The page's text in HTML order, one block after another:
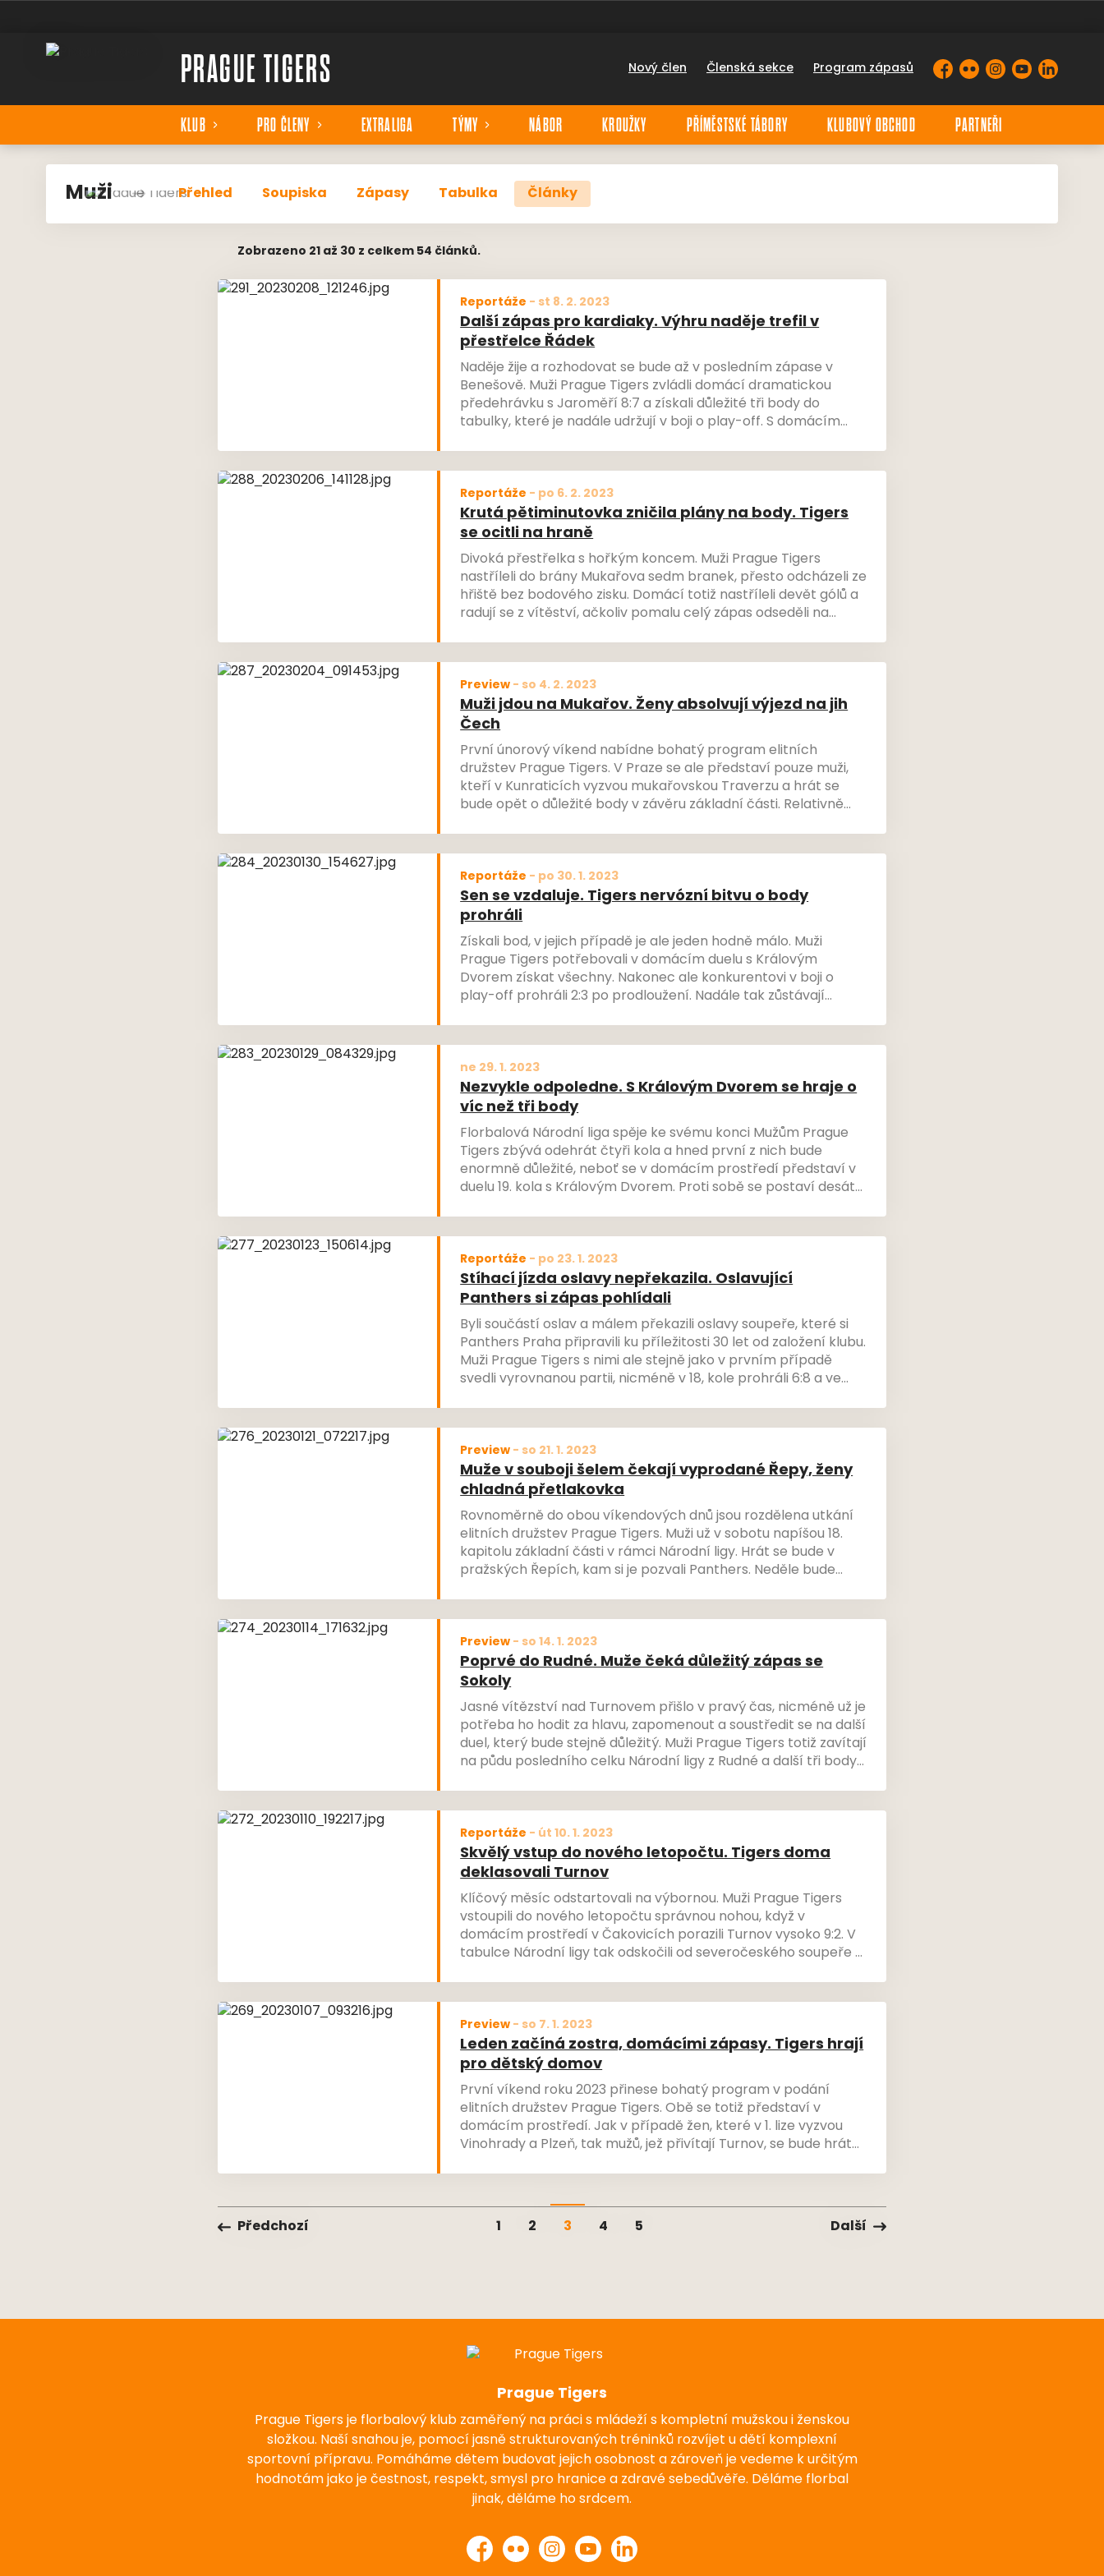
PRAGUE TIGERS Nový člen Členská sekce Program zápasů Facebook
FlickrInstagram
YouTubeLinkedIn
KLUB PRO ČLENY EXTRALIGA TÝMY NÁBOR KROUŽKY PŘÍMĚSTSKÉ TÁBORY KLUBOVÝ OBCHOD PARTNEŘI
Muži Přehled Soupiska Zápasy Tabulka Články
Zobrazeno 21 až 30 z celkem 54 článků.
Reportáže - st 8. 2. 2023
Další zápas pro kardiaky. Výhru naděje trefil v
přestřelce Řádek
Naděje žije a rozhodovat se bude až v posledním zápase v
Benešově. Muži Prague Tigers zvládli domácí dramatickou
předehrávku s Jaroměří 8:7 a získali důležité tři body do
tabulky, které je nadále udržují v boji o play-off. S domácím
drakonickou bitvou, která opět prověřila nervové soustavy
všech účastníků i přihlížejících.
Reportáže - po 6. 2. 2023
Krutá pětiminutovka zničila plány na body. Tigers
se ocitli na hraně
Divoká přestřelka s hořkým koncem. Muži Prague Tigers
nastříleli do brány Mukařova sedm branek, přesto odcházeli ze
hřiště bez bodového zisku. Domácí totiž nastříleli devět gólů a
radují se z vítěství, ačkoliv pomalu celý zápas odseděli na
prohřešků 56 trestných minut.
Preview- so 4. 2. 2023
Muži jdou na Mukařov. Ženy absolvují výjezd na jih
Čech
První únorový víkend nabídne bohatý program elitních
družstev Prague Tigers. V Praze se ale představí pouze muži,
kteří v Kunraticích vyzvou mukařovskou Traverzu a hrát se
bude opět o důležité body v závěru základní části. Relativně
Čech. Tento výjezd je víc než florbalový, ale také stmelovací a
hodně vítaný před play-off.
Reportáže - po 30. 1. 2023
Sen se vzdaluje. Tigers nervózní bitvu o body
prohráli
Získali bod, v jejich případě je ale jeden hodně málo. Muži
Prague Tigers potřebovali v domácím duelu s Královým
Dvorem získat všechny. Nakonec ale konkurentovi v boji o
play-off prohráli 2:3 po prodloužení. Nadále tak zůstávají
ne 29. 1. 2023
Nezvykle odpoledne. S Královým Dvorem se hraje o
víc než tři body
Florbalová Národní liga spěje ke svému konci Mužům Prague
Tigers zbývá odehrát čtyři kola a hned první z nich bude
enormně důležité, neboť se v domácím prostředí představí v
duelu 19. kola s Královým Dvorem. Proti sobě se postaví desátý
je naplánováno už na odpoledních 14 hodin.
Reportáže - po 23. 1. 2023
Stíhací jízda oslavy nepřekazila. Oslavující
Panthers si zápas pohlídali
Byli součástí oslav a málem překazili oslavy soupeře, které si
Panthers Praha připravili ku příležitosti 30 let od založení klubu.
Muži Prague Tigers s nimi ale stejně jako v prvním případě
svedli vyrovnanou partii, nicméně v 18, kole prohráli 6:8 a ve
Preview- so 21. 1. 2023
Muže v souboji šelem čekají vyprodané Řepy, ženy
chladná přetlakovka
Rovnoměrně do obou víkendových dnů jsou rozdělena utkání
elitních družstev Prague Tigers. Muži už v sobotu napíšou 18.
kapitolu základní části v rámci Národní ligy. Hrát se bude v
pražských Řepích, kam si je pozvali Panthers. Neděle bude
tamější chladné přetlakové haly, kde se střetnou s Novým
Strašecím.
Preview- so 14. 1. 2023
Poprvé do Rudné. Muže čeká důležitý zápas se
Sokoly
Jasné vítězství nad Turnovem přišlo v pravý čas, nicméně už je
potřeba ho hodit za hlavu, zapomenout a soustředit se na další
duel, který bude stejně důležitý. Muži Prague Tigers totiž zavítají
na půdu posledního celku Národní ligy z Rudné a další tři body
Reportáže - út 10. 1. 2023
Skvělý vstup do nového letopočtu. Tigers doma
deklasovali Turnov
Klíčový měsíc odstartovali na výbornou. Muži Prague Tigers
vstoupili do nového letopočtu správnou nohou, když v
domácím prostředí v Čakovicích porazili Turnov vysoko 9:2. V
tabulce Národní ligy tak odskočili od severočeského soupeře a
letošní sezonu.
Preview- so 7. 1. 2023
Leden začíná zostra, domácími zápasy. Tigers hrají
pro dětský domov
První víkend roku 2023 přinese bohatý program v podání
elitních družstev Prague Tigers. Obě se totiž představí v
domácím prostředí. Jak v případě žen, které v 1. lize vyzvou
Vinohrady a Plzeň, tak mužů, jež přivítají Turnov, se bude hrát
ozvláštněny Tříkrálovou dobročinnou sbírkou pro klánovický
dětský domov.
Předchozí 1 2 3 4 5 Další
Prague Tigers
Prague Tigers je florbalový klub zaměřený na práci s mládeží s kompletní mužskou i ženskou
složkou. Naší snahou je, pomocí jasně strukturovaných tréninků rozvíjet u dětí komplexní
sportovní přípravu. Pomáháme dětem budovat jejich osobnost a zároveň je vedeme k určitým
hodnotám jako je čestnost, respekt, smysl pro hranice a zdravé sebedůvěře. Děláme florbal
jinak, děláme ho srdcem.
Facebook
Flickr InstagramYouTubeLinkedIn